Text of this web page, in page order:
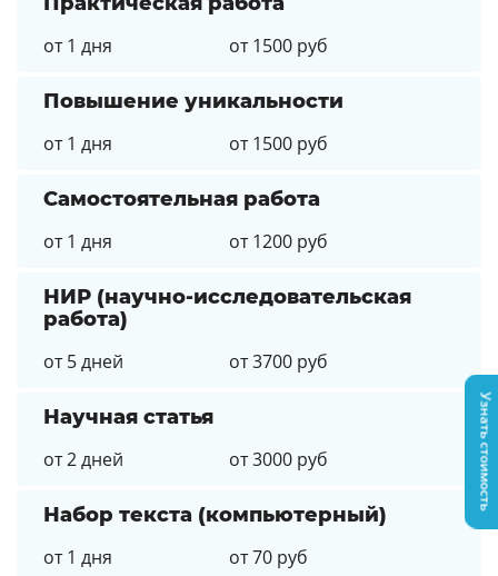
от 1 дня
от 1500 руб
Повышение уникальности
от 1 дня
от 1500 руб
Самостоятельная работа
от 1 дня
от 1200 руб
НИР (научно-исследовательская
работа)
от 5 дней
от 3700 руб
Научная статья
от 2 дней
от 3000 руб
Набор текста (компьютерный)
от 1 дня
от 70 руб
Узнать стоимость